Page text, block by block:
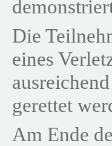
Die
eines
gerettet
Am Ende